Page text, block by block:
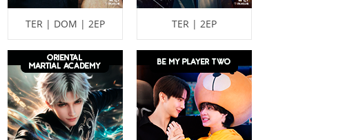
TER | DOM | 2EP TER | 2EP